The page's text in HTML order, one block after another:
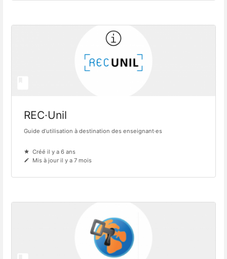
REC·Unil
Guide d’utilisation à destination des enseignant·es
Créé il y a 6 ans
Mis à jour il y a 7 mois